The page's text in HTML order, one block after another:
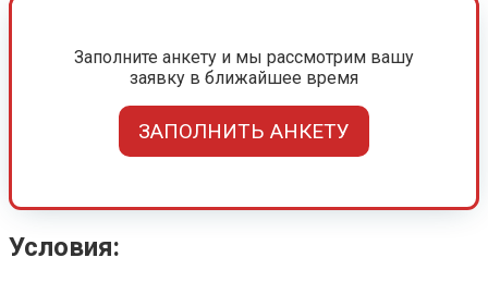
Заполните анкету и мы рассмотрим вашу
заявку в ближайшее время
ЗАПОЛНИТЬ АНКЕТУ
Условия: